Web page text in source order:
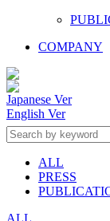
COMPANY
Japanese Ver
English Ver
ALL
PRESS
ALL